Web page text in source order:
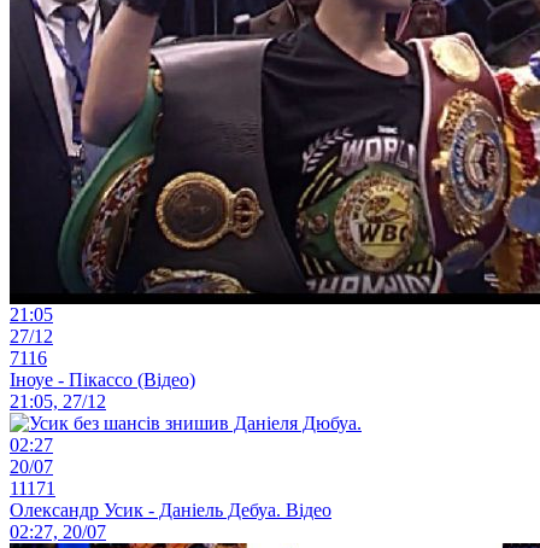
21:05
27/12
7116
Іноуе - Пікассо (Відео)
21:05, 27/12
02:27
20/07
11171
Олександр Усик - Даніель Дебуа. Відео
02:27, 20/07